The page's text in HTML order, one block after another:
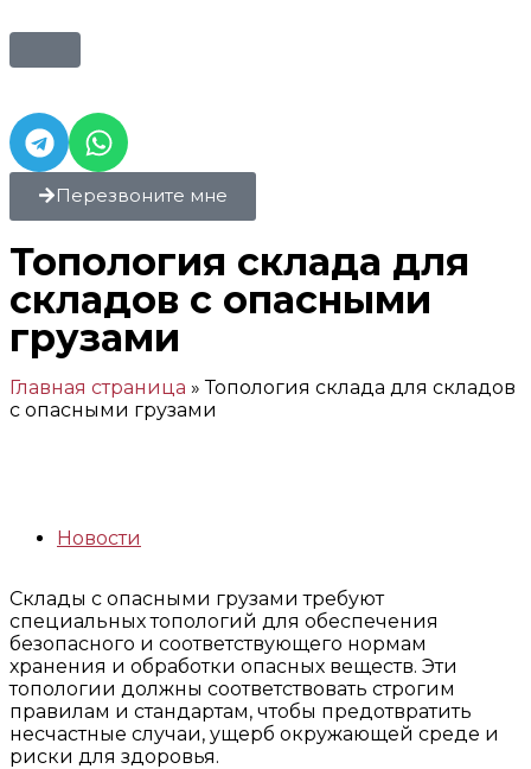
Перезвоните мне
Топология склада для
складов с опасными
грузами
Главная страница »Топология склада для складов
с опасными грузами
Новости
Склады с опасными грузами требуют
специальных топологий для обеспечения
безопасного и соответствующего нормам
хранения и обработки опасных веществ. Эти
топологии должны соответствовать строгим
правилам и стандартам, чтобы предотвратить
несчастные случаи, ущерб окружающей среде и
риски для здоровья.